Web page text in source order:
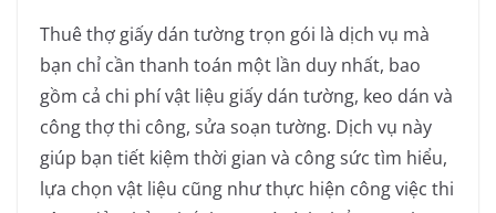
Thuê thợ giấy dán tường trọn gói là dịch vụ mà
bạn chỉ cần thanh toán một lần duy nhất, bao
gồm cả chi phí vật liệu giấy dán tường, keo dán và
công thợ thi công, sửa soạn tường. Dịch vụ này
giúp bạn tiết kiệm thời gian và công sức tìm hiểu,
lựa chọn vật liệu cũng như thực hiện công việc thi